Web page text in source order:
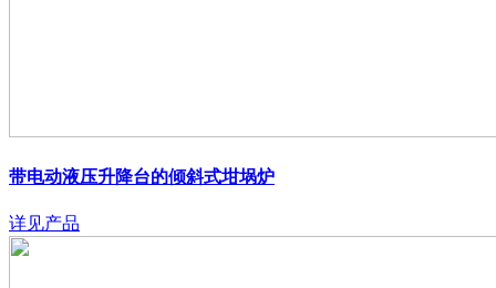
带电动液压升降台的倾斜式坩埚炉
详见产品